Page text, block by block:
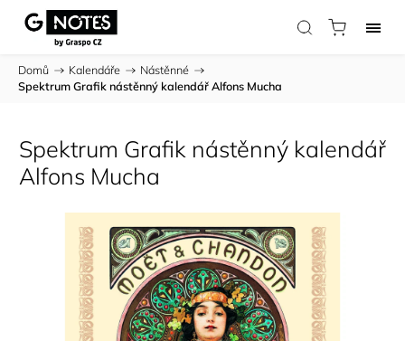
Domů / Kalendáře / Nástěnné /
Spektrum Grafik nástěnný kalendář Alfons Mucha
Spektrum Grafik nástěnný kalendář
Alfons Mucha